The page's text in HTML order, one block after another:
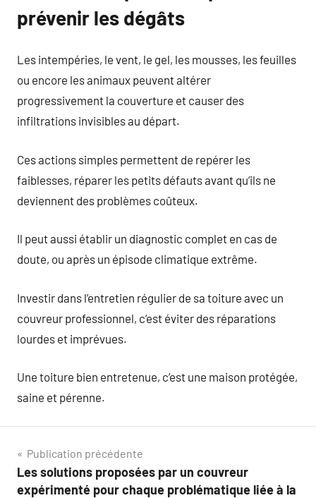
prévenir les dégâts
Les intempéries, le vent, le gel, les mousses, les feuilles
ou encore les animaux peuvent altérer
progressivement la couverture et causer des
infiltrations invisibles au départ.
Ces actions simples permettent de repérer les
faiblesses, réparer les petits défauts avant qu’ils ne
deviennent des problèmes coûteux.
Il peut aussi établir un diagnostic complet en cas de
doute, ou après un épisode climatique extrême.
Investir dans l’entretien régulier de sa toiture avec un
couvreur professionnel, c’est éviter des réparations
lourdes et imprévues.
Une toiture bien entretenue, c’est une maison protégée,
saine et pérenne.
Navigation
de
Publication précédente
Les solutions proposées par un couvreur
expérimenté pour chaque problématique liée à la